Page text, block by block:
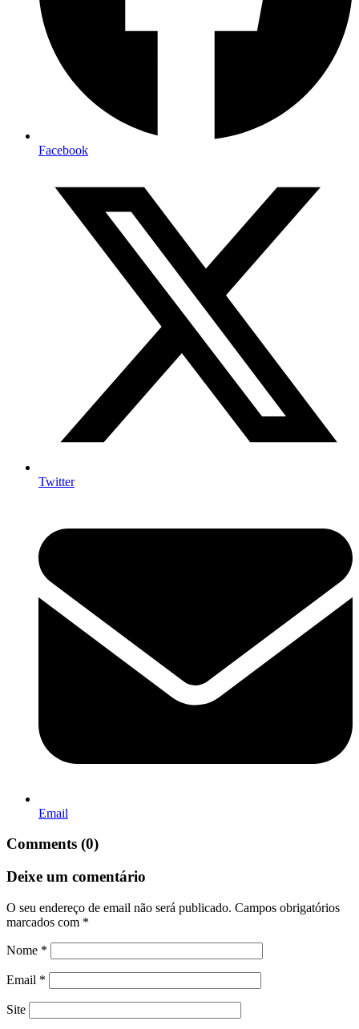
Facebook
Twitter
Email
Comments (0)
Deixe um comentário
O seu endereço de email não será publicado. Campos obrigatórios
marcados com *
Nome *
Email *
Site